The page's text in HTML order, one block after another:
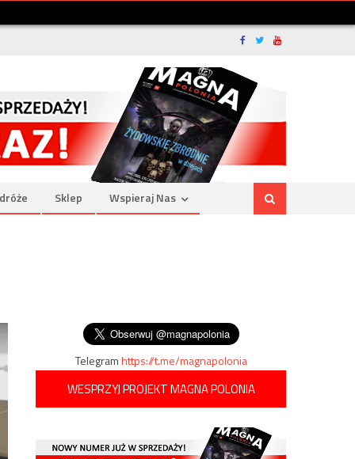
Sklep Wspieraj Nas
Telegramhttps://t.me/magnapolonia
WESPRZYJ PROJEKT MAGNA POLONIA